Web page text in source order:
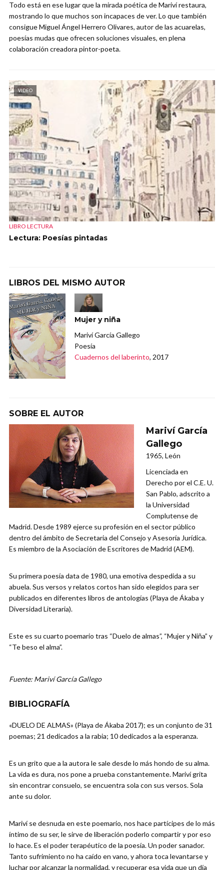
Todo está en ese lugar que la mirada poética de Mariví restaura,
mostrando lo que muchos son incapaces de ver. Lo que también
consigue Miguel Ángel Herrero Olivares, autor de las acuarelas,
poesías mudas que ofrecen soluciones visuales, en plena
colaboración creadora pintor-poeta.
VIDEO
LIBRO LECTURA
Lectura: Poesías pintadas
LIBROS DEL MISMO AUTOR
Mujer y niña
Mariví García Gallego
Poesía
Cuadernos del laberinto, 2017
SOBRE EL AUTOR
Mariví García
Gallego
1965, León
Licenciada en
Derecho por el C.E. U.
San Pablo, adscrito a
la Universidad
Complutense de
Madrid. Desde 1989 ejerce su profesión en el sector público
dentro del ámbito de Secretaria del Consejo y Asesoría Jurídica.
Es miembro de la Asociación de Escritores de Madrid (AEM).
Su primera poesía data de 1980, una emotiva despedida a su
abuela. Sus versos y relatos cortos han sido elegidos para ser
publicados en diferentes libros de antologías (Playa de Ákaba y
Diversidad Literaria).
Este es su cuarto poemario tras “Duelo de almas”, “Mujer y Niña” y
“Te beso el alma”.
Fuente: Mariví García Gallego
BIBLIOGRAFÍA
«DUELO DE ALMAS» (Playa de Ákaba 2017); es un conjunto de 31
poemas; 21 dedicados a la rabia; 10 dedicados a la esperanza.
Es un grito que a la autora le sale desde lo más hondo de su alma.
La vida es dura, nos pone a prueba constantemente. Mariví grita
sin encontrar consuelo, se encuentra sola con sus versos. Sola
ante su dolor.
Mariví se desnuda en este poemario, nos hace partícipes de lo más
íntimo de su ser, le sirve de liberación poderlo compartir y por eso
lo hace. Es el poder terapéutico de la poesía. Un poder sanador.
Tanto sufrimiento no ha caído en vano, y ahora toca levantarse y
luchar por alcanzar la normalidad, y recuperar esa vida que un día